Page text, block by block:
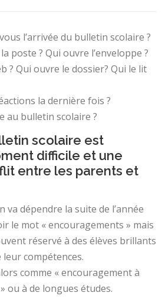
l’arrivée du bulletin scolaire ?
poste ? Qui ouvre l’enveloppe ?
? Qui ouvre le dossier? Qui le lit
la dernière fois ?
au bulletin scolaire ?
scolaire est
difficile et une
entre les parents et
va dépendre la suite de l’année
le mot « encouragements » mais
réservé à des élèves brillants
compétences.
comme « encouragement à
ou à de longues études.